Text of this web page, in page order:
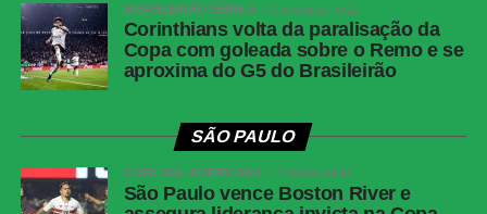
Cartões
amarelos
Internacional: Carbonero, Paulinho e
Matheus Bahia; Corinthians: Fernando Diniz,
Matheuzinho e Gustavo Henrique
Árbitro
Felipe Fernandes de Lima (MG)
Assistentes
Victor Hugo Imazu dos Santos (PR) e Felipe
BRASILEIRÃO SÉRIE A 2 semanas atrás
Corinthians volta da paralisação da
Copa com goleada sobre o Remo e se
aproxima do G5 do Brasileirão
SÃO PAULO
COPA SUL-AMERICANA 2 meses atrás
São Paulo vence Boston River e